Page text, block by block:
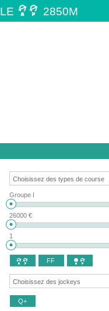
 2850M
Groupe I
26000 €
1
 FF 
Q+